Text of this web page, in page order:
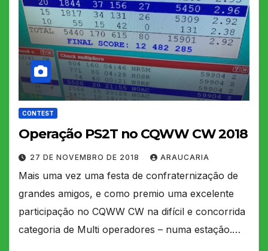
CONTEST
Operação PS2T no CQWW CW 2018
27 DE NOVEMBRO DE 2018 ARAUCARIA
Mais uma vez uma festa de confraternização de
grandes amigos, e como premio uma excelente
participação no CQWW CW na difícil e concorrida
categoria de Multi operadores – numa estação.…